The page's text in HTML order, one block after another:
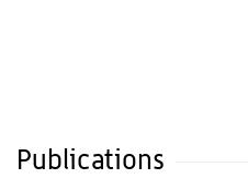
Publications